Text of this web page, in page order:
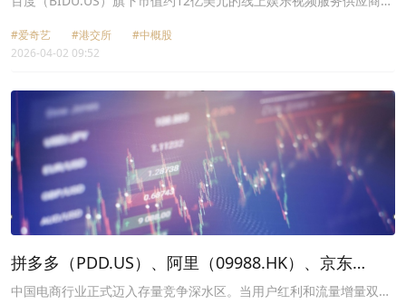
#爱奇艺 #港交所
#中概股
2026-04-02 09:52
拼多多（PDD.US）、阿里（09988.HK）、京东
（09618.HK）：存量博弈下的路径分化
中国电商行业正式迈入存量竞争深水区。当用户红利和流量增量双双